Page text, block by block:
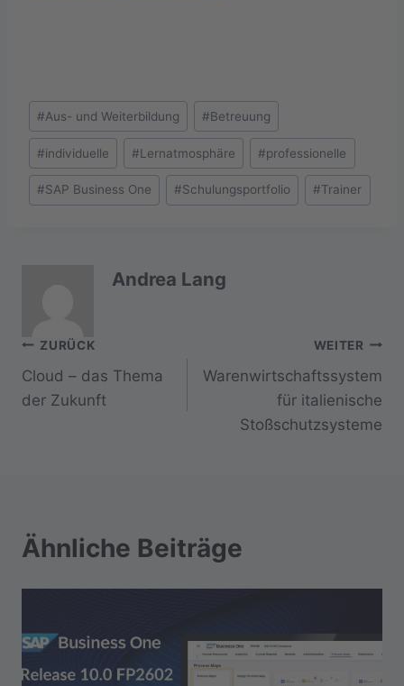
Schlagworte:
#Aus- und Weiterbildung #Betreuung
#individuelle #Lernatmosphäre #professionelle
#SAP Business One #Schulungsportfolio #Trainer
Andrea Lang
Beitragsnavigation
ZURÜCK
Cloud – das Thema
der Zukunft
WEITER
Warenwirtschaftssystem
für italienische
Stoßschutzsysteme
Ähnliche Beiträge